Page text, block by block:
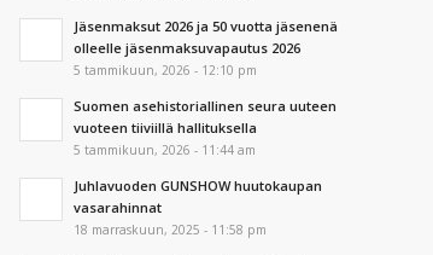
Jäsenmaksut 2026 ja 50 vuotta jäsenenä
olleelle jäsenmaksuvapautus 2026
5 tammikuun, 2026 - 12:10 pm
Suomen asehistoriallinen seura uuteen
vuoteen tiiviillä hallituksella
5 tammikuun, 2026 - 11:44 am
Juhlavuoden GUNSHOW huutokaupan
vasarahinnat
18 marraskuun, 2025 - 11:58 pm